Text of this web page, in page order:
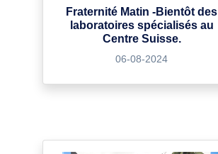
Fraternité Matin -Bientôt des
laboratoires spécialisés au
Centre Suisse.
06-08-2024